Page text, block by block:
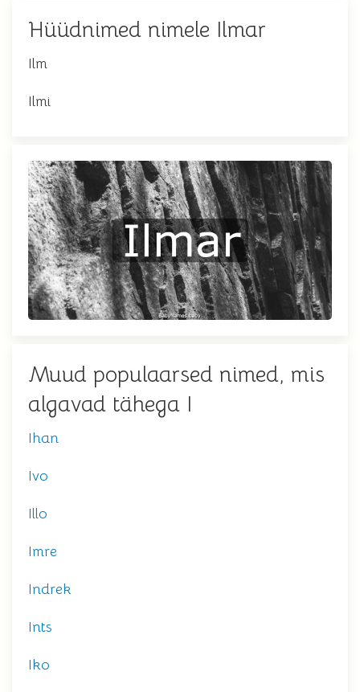
Hüüdnimed nimele Ilmar
Ilm
Ilmi
Muud populaarsed nimed, mis
algavad tähega I
Ihan
Ivo
Illo
Imre
Indrek
Ints
Iko